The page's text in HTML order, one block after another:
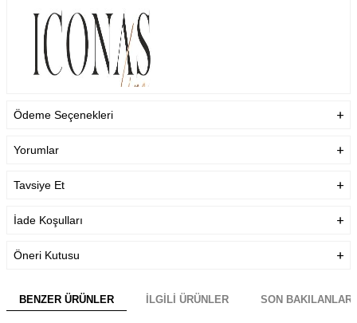
Ödeme Seçenekleri
Yorumlar
Tavsiye Et
İade Koşulları
Öneri Kutusu
BENZER ÜRÜNLER İLGILI ÜRÜNLER SON BAKILANLAR